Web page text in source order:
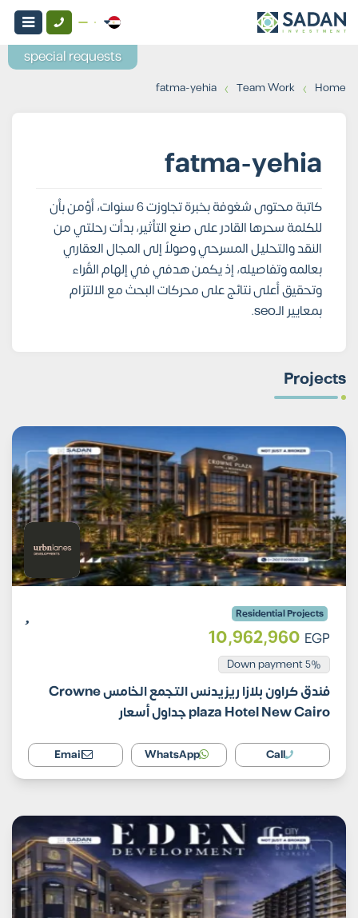
Home
›
Team Work
›
fatma-yehia
fatma-yehia
كاتبة محتوى شغوفة بخبرة تجاوزت 6 سنوات، أؤمن بأن
للكلمة سحرها القادر على صنع التأثير، بدأت رحلتي من
النقد والتحليل المسرحي وصولاً إلى المجال العقاري
بعالمه وتفاصيله، إذ يكمن هدفي في إلهام القُراء
وتحقيق أعلى نتائج على محركات البحث مع الالتزام
بمعايير الـseo.
Projects
Residential Projects
10,962,960 EGP
5% Down payment
فندق كراون بلازا ريزيدنس التجمع الخامس Crowne
plaza Hotel New Cairo جداول أسعار
Call
WhatsApp
Email
special requests